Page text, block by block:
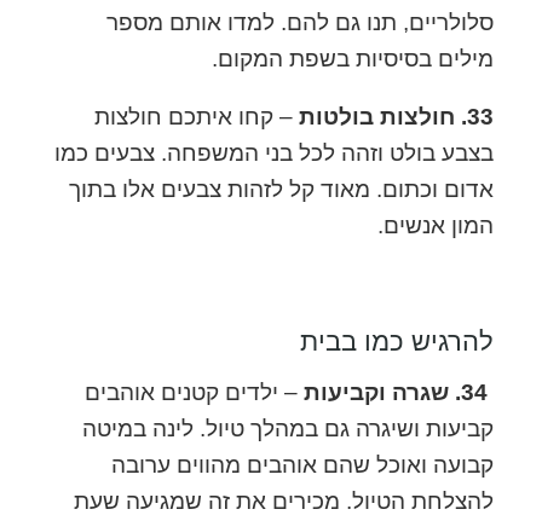
סלולריים, תנו גם להם. למדו אותם מספר
מילים בסיסיות בשפת המקום.
33. חולצות בולטות
– קחו איתכם חולצות
בצבע בולט וזהה לכל בני המשפחה. צבעים כמו
אדום וכתום. מאוד קל לזהות צבעים אלו בתוך
המון אנשים.
להרגיש כמו בבית
34. שגרה וקביעות
– ילדים קטנים אוהבים
קביעות ושיגרה גם במהלך טיול. לינה במיטה
קבועה ואוכל שהם אוהבים מהווים ערובה
להצלחת הטיול. מכירים את זה שמגיעה שעת